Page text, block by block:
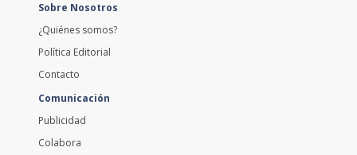
Sobre Nosotros
¿Quiénes somos?
Política Editorial
Contacto
Comunicación
Publicidad
Colabora